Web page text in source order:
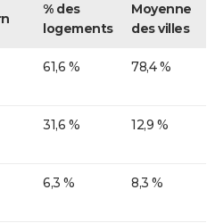
% des
logements
Moyenne
des villes
61,6 % 78,4 %
31,6 % 12,9 %
6,3 % 8,3 %